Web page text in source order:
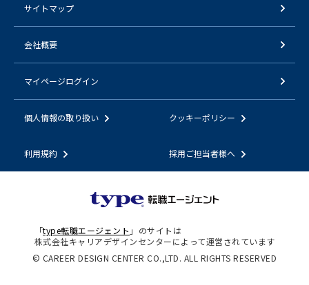
サイトマップ
会社概要
マイページログイン
個人情報の取り扱い クッキーポリシー
利用規約 採用ご担当者様へ
「type転職エージェント 」のサイトは
株式会社キャリアデザインセンターによって運営されています
© CAREER DESIGN CENTER CO.,LTD. ALL RIGHTS RESERVED